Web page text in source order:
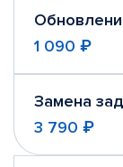
1 090 ₽
Замена
3 790 ₽